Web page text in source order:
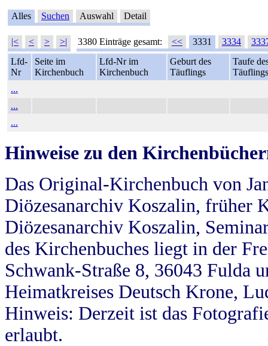
Alles Suchen Auswahl Detail
|< < > >| 3380 Einträge gesamt: << 3331 3334
Lfd-
Nr
Seite im
Kirchenbuch
Lfd-Nr im
Kirchenbuch
Geburt des
Täuflings
Taufe
Täuflings
...
...
...
Hinweise zu den
Das Original-Kirchenbuch von
Diözesanarchiv Koszalin, früher
Diözesanarchiv Koszalin,
des Kirchenbuches liegt in der
Schwank-Straße 8, 36043 Fulda
Heimatkreises Deutsch Krone,
Hinweis: Derzeit ist das
erlaubt.